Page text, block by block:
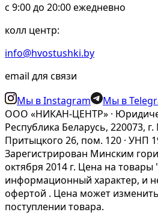
кодом. Если собака гуляет
выбирать решение, где
считать и так же быстро обновить.
Зачем собаке
есть чип
Микрочип и адресник решают
резервная идентификация,
или у специалистов. Адресник или
работает быстрее в бытовой
собаку, посмотрел на ошейник и
связаться с владельцем. Поэтому
решения не как альтернативу, а как
надежной идентификации,
c 9:00 до 20:00 ежедневно
колл центр:
info@hvostushki.by
email для связи
Мы в Instagram
Мы в
ООО «НИКАН-ЦЕНТР» ·
Республика Беларусь, 220073,
Притыцкого 26, пом. 120 · УНП
Зарегистрирован Минским
октября 2014 г. Цена на товары
информационный характер, и
офертой . Цена может
поступлении товара.